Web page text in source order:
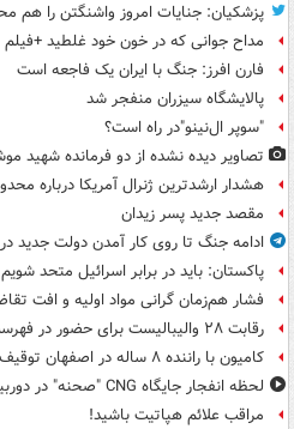
پزشکیان: جنایات امروز واشنگتن را هم
مداح جوانی که در خون خود غلطید +فیلم
فارن افرز: جنگ با ایران یک فاجعه است
پالایشگاه سیزران منفجر شد
"سوپر ال‌نینو"در راه است؟
تصاویر دیده‌ نشده از دو فرمانده شهید
هشدار ارشدترین ژنرال آمریکا درباره
مقصد جدید پسر زیدان
ادامه جنگ تا روی کار آمدن دولت جدید در
پاکستان: باید در برابر اسرائیل متحد شویم
فشار هم‌زمان گرانی مواد اولیه و افت
رقابت ۲۸ والیبالیست برای حضور در فهرست نهایی تیم ملی
کامیون با راننده ۸ ساله در اصفهان توقیف شد
لحظه انفجار جایگاه CNG "صحنه" در دوربین مداربسته
مراقب علائم هپاتیت باشید!